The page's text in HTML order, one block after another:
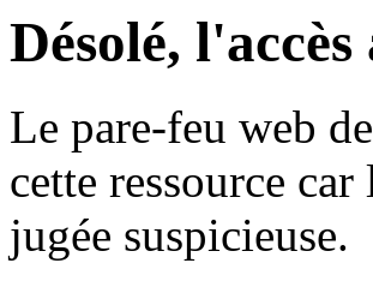
Désolé,
Le pare-feu web
cette ressource
jugée suspicieuse.